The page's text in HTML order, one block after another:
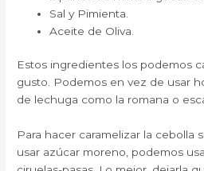
Sal y Pimienta.
Aceite de Oliva.
Estos ingredientes los podemos
gusto. Podemos en vez de usar
de lechuga como la romana o
Para hacer caramelizar la cebolla
usar azúcar moreno, podemos